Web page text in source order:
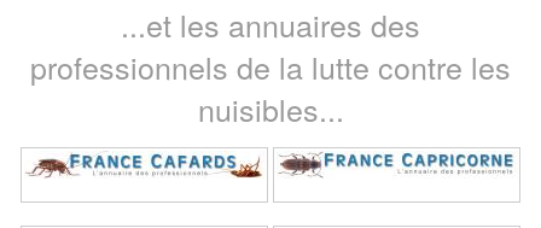
...et les annuaires des
professionnels de la lutte contre les
nuisibles...